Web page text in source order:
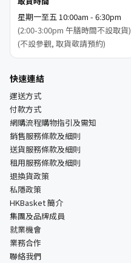
星期一至五 10:00am - 6:30pm
(2:00-3:00pm 午膳時間不設取貨)
(不設參觀, 取貨敬請預約)
快速連結
運送方式
付款方式
網購流程購物指引及需知
銷售服務條款及細則
送貨服務條款及細則
租用服務條款及細則
退換貨政策
私隱政策
HKBasket 簡介
集團及品牌成員
就業機會
業務合作
聯絡我們